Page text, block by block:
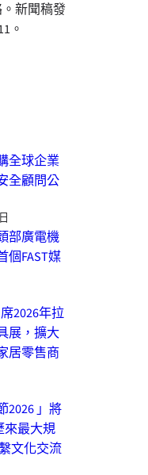
新聞稿發
。
全球企業
全顧問公
部廣電機
個FAST媒
2026年拉
展，擴大
居零售商
2026 」將
來最大規
文化交流